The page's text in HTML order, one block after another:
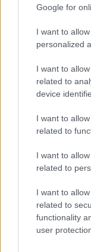
Google for
I want to
personalized
I want to
related to
device
I want to
related to
I want to
related to
I want to
related to
functionality
user
PODCASTS
Η Maria Rolls χωρίς